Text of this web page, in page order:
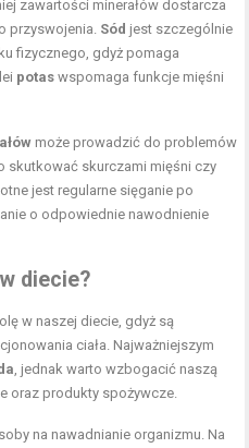
zawartości minerałów dostarcza
przyswojenia. Sód jest szczególnie
fizycznego, gdyż pomaga
potas wspomaga funkcje mięśni
może prowadzić do problemów
skutkować skurczami mięśni czy
jest regularne sięganie po
o odpowiednie nawodnienie
diecie?
w naszej diecie, gdyż są
ciała. Najważniejszym
, jednak warto wzbogacić naszą
oraz produkty spożywcze.
na nawadnianie organizmu. Na